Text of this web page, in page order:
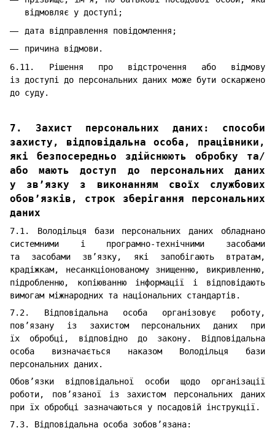
відмовляє у доступі;
дата відправлення повідомлення;
причина відмови.
6.11. Рішення про відстрочення або відмову
із доступі до персональних даних може бути оскаржено
до суду.
7. Захист персональних даних: способи
захисту, відповідальна особа, працівники,
які безпосередньо здійснюють обробку та/
або мають доступ до персональних даних
у зв’язку з виконанням своїх службових
обов’язків, строк зберігання персональних
даних
7.1. Володільця бази персональних даних обладнано
системними і програмно-технічними засобами
та засобами зв’язку, які запобігають втратам,
крадіжкам, несанкціонованому знищенню, викривленню,
підробленню, копіюванню інформації і відповідають
вимогам міжнародних та національних стандартів.
7.2. Відповідальна особа організовує роботу,
пов’язану із захистом персональних даних при
їх обробці, відповідно до закону. Відповідальна
особа визначається наказом Володільця бази
персональних даних.
Обов’язки відповідальної особи щодо організації
роботи, пов’язаної із захистом персональних даних
при їх обробці зазначаються у посадовій інструкції.
7.3. Відповідальна особа зобов’язана: